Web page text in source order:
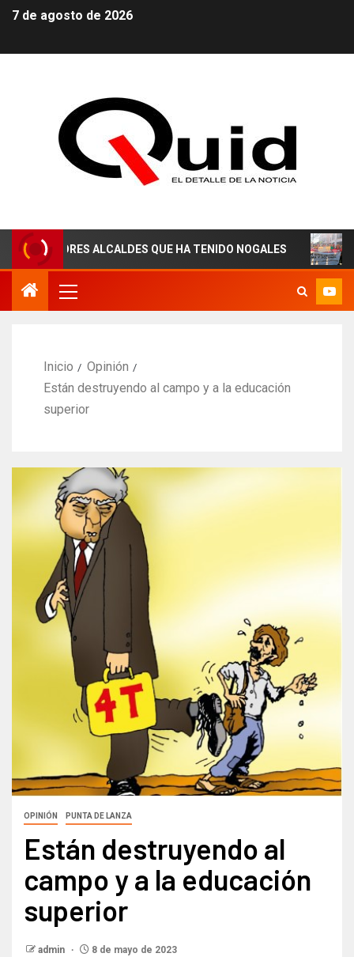
7 de agosto de 2026
ALCALDES QUE HA TENIDO NOGALES ¡AGUAS
Inicio
Opinión
Están destruyendo al campo y a la educación
superior
OPINIÓN PUNTA DE LANZA
Están destruyendo al
campo y a la educación
superior
admin 8 de mayo de 2023